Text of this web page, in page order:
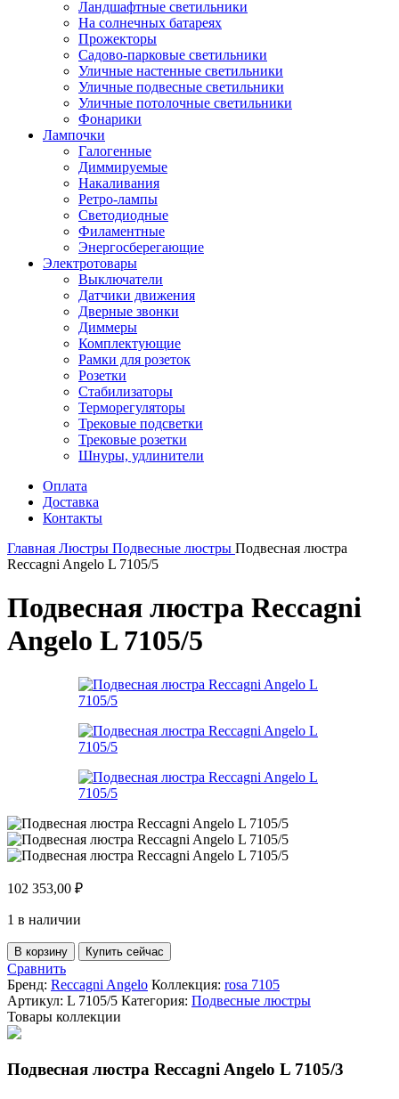
Ландшафтные светильники
На солнечных батареях
Прожекторы
Садово-парковые светильники
Уличные настенные светильники
Уличные подвесные светильники
Уличные потолочные светильники
Фонарики
Лампочки
Галогенные
Диммируемые
Накаливания
Ретро-лампы
Светодиодные
Филаментные
Энергосберегающие
Электротовары
Выключатели
Датчики движения
Дверные звонки
Диммеры
Комплектующие
Рамки для розеток
Розетки
Стабилизаторы
Терморегуляторы
Трековые подсветки
Трековые розетки
Шнуры, удлинители
Оплата
Доставка
Контакты
Главная Люстры Подвесные люстры Подвесная люстра
Reccagni Angelo L 7105/5
Подвесная люстра Reccagni
Angelo L 7105/5
102 353,00 ₽
1 в наличии
Количество
товара
Подвесная
люстра
Reccagni
Angelo
7105/5
В корзину Купить сейчас
Сравнить
Бренд: Reccagni Angelo Коллекция: rosa 7105
Артикул: L 7105/5 Категория: Подвесные люстры
Товары коллекции
Подвесная люстра Reccagni Angelo L 7105/3